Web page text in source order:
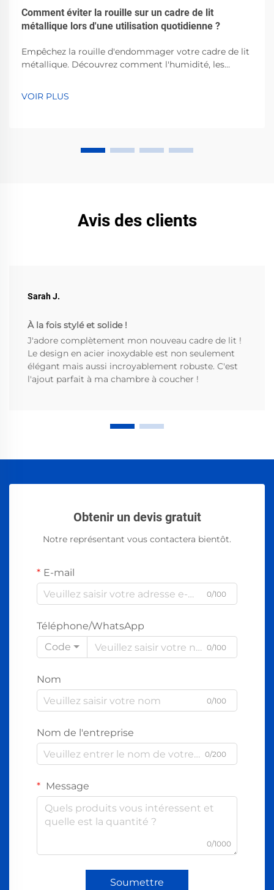
Comment éviter la rouille sur un cadre de lit
métallique lors d'une utilisation quotidienne ?
Empêchez la rouille d'endommager votre cadre de lit
métallique. Découvrez comment l'humidité, les
Protégez votre investissement dès maintenant.
VOIR PLUS
Avis des clients
Sarah J.
À la fois stylé et solide !
J'adore complètement mon nouveau cadre de lit !
Le design en acier inoxydable est non seulement
élégant mais aussi incroyablement robuste. C'est
l'ajout parfait à ma chambre à coucher !
Obtenir un devis gratuit
Notre représentant vous contactera bientôt.
E-mail
0/100
Téléphone/WhatsApp
Code
0/100
Nom
0/100
Nom de l'entreprise
0/200
Message
0/1000
Soumettre